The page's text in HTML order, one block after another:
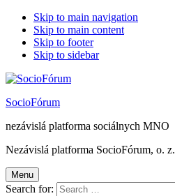
Skip to main navigation
Skip to main content
Skip to footer
Skip to sidebar
SocioFórum
nezávislá platforma sociálnych MNO
Nezávislá platforma SocioFórum, o. z.
Menu
Search for: